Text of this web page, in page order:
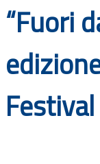
Bandi
Guide
“Fuori
Festival